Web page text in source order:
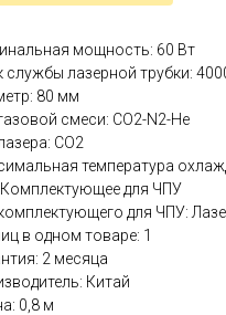
мощность: 60 Вт
службы лазерной трубки:
80 мм
смеси: СO2-N2-He
СO2
температура
для ЧПУ
для ЧПУ:
в одном товаре: 1
2 месяца
Китай
0,8 м